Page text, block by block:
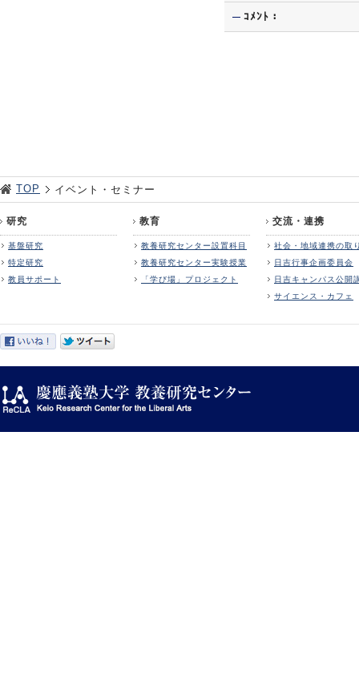
ｺﾒﾝﾄ：
TOP イベント・セミナー
研究
基盤研究
特定研究
教員サポート
教育
教養研究センター設置科目
教養研究センター実験授業
「学び場」プロジェクト
交流・連携
社会・地域連携の取
日吉行事企画委員会
日吉キャンパス公開
サイエンス・カフェ